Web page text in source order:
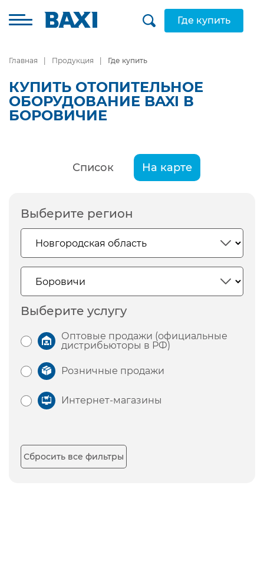
Где купить
Главная Продукция Где купить
КУПИТЬ ОТОПИТЕЛЬНОЕ
ОБОРУДОВАНИЕ BAXI В
БОРОВИЧИЕ
Список На карте
Выберите регион
Выберите услугу
Оптовые продажи (официальные
дистрибьюторы в РФ)
Розничные продажи
Интернет-магазины
Сбросить все фильтры